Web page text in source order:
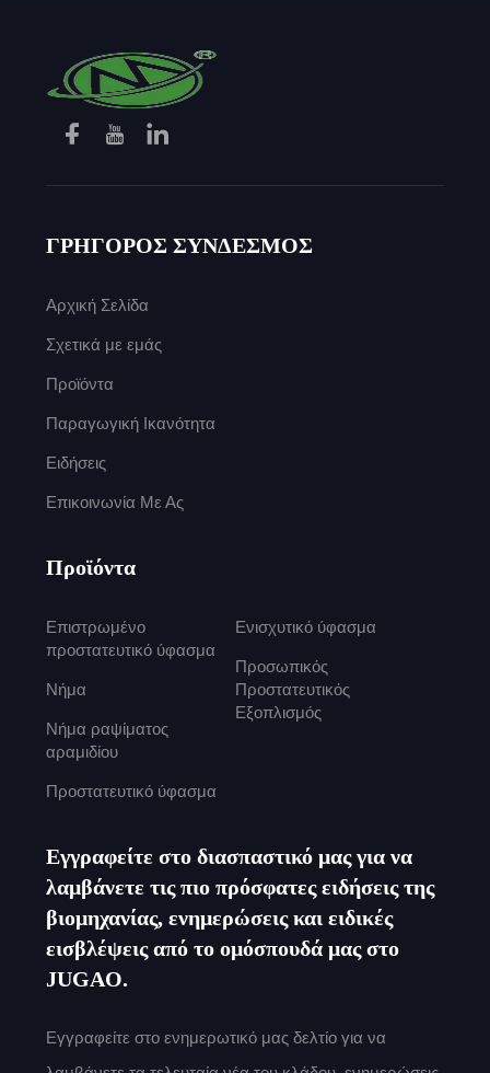
ΓΡΗΓΟΡΟΣ ΣΥΝΔΕΣΜΟΣ
Αρχική Σελίδα
Σχετικά με εμάς
Προϊόντα
Παραγωγική Ικανότητα
Ειδήσεις
Επικοινωνία Με Ας
Προϊόντα
Επιστρωμένο
προστατευτικό ύφασμα
Νήμα
Νήμα ραψίματος
αραμιδίου
Προστατευτικό ύφασμα
Ενισχυτικό ύφασμα
Προσωπικός
Προστατευτικός
Εξοπλισμός
Εγγραφείτε στο διασπαστικό μας για να
λαμβάνετε τις πιο πρόσφατες ειδήσεις της
βιομηχανίας, ενημερώσεις και ειδικές
εισβλέψεις από το ομόσπουδά μας στο
JUGAO.
Εγγραφείτε στο ενημερωτικό μας δελτίο για να